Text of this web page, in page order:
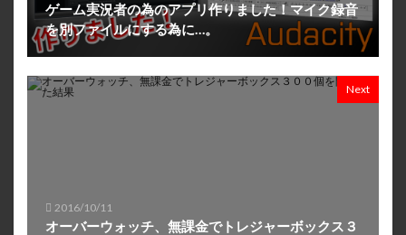
ゲーム実況者の為のアプリ作りました！マイク録音
を別ファイルにする為に…。
Next
2016/10/11
オーバーウォッチ、無課金でトレジャーボックス３